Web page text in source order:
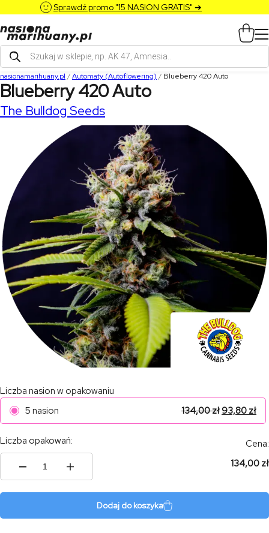
Sprawdź promo "15 NASION GRATIS" ➔
Wyszukiwarka
produktów
nasionamarihuany.pl /Automaty (Autoflowering) / Blueberry 420 Auto
Blueberry 420 Auto
The Bulldog Seeds
Liczba nasion w opakowaniu
5 nasion
134,00zł93,80 zł
Liczba opakowań:
ilość
Cena:
134,00 zł
Dodaj do koszyka